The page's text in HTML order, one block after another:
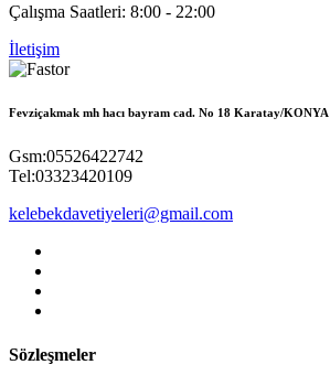
Çalışma Saatleri: 8:00 - 22:00
İletişim
Fevziçakmak mh hacı bayram cad. No 18 Karatay/KONYA
Gsm:05526422742
Tel:03323420109
kelebekdavetiyeleri@gmail.com
Sözleşmeler